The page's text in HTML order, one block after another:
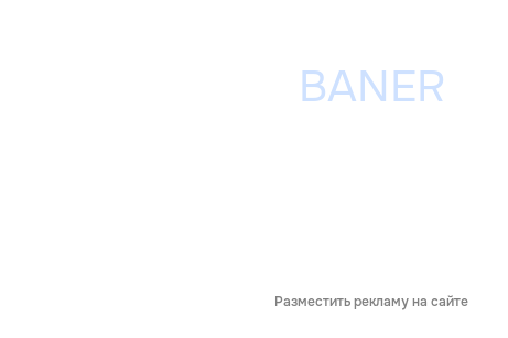
Разместить рекламу на сайте